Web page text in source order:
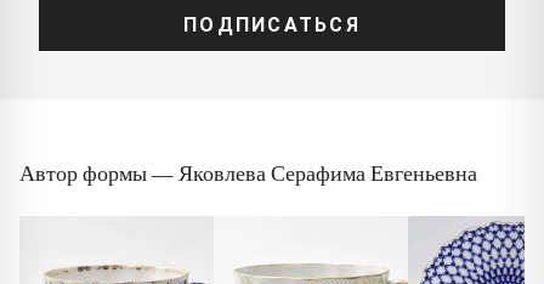
ПОДПИСАТЬСЯ
Автор формы — Яковлева Серафима Евгеньевна